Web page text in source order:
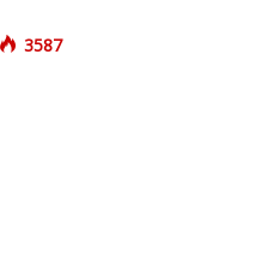
3587